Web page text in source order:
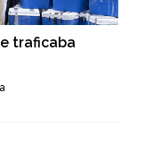
traficaba